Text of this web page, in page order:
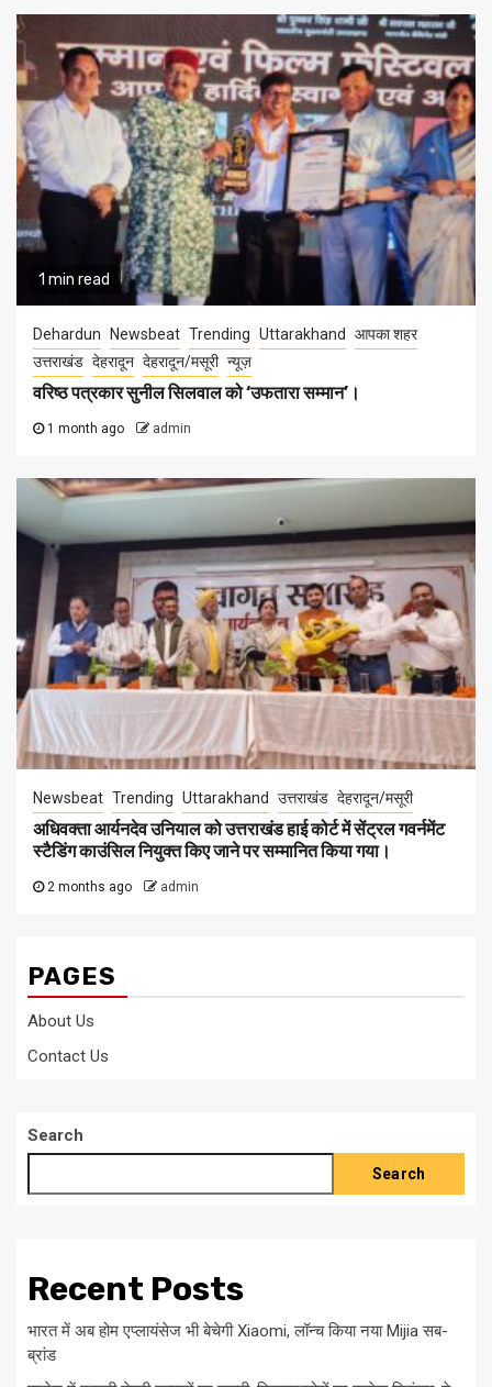
1 min read
Dehardun Newsbeat Trending Uttarakhand
आपका शहर
उत्तराखंड देहरादून देहरादून/मसूरी न्यूज़
वरिष्ठ पत्रकार सुनील सिलवाल को ‘उफतारा सम्मान’।
1 month ago admin
Newsbeat Trending Uttarakhand उत्तराखंड देहरादून/मसूरी
अधिवक्ता आर्यनदेव उनियाल को उत्तराखंड हाई कोर्ट में सेंट्रल गवर्नमेंट
स्टैडिंग काउंसिल नियुक्त किए जाने पर सम्मानित किया गया।
2 months ago admin
PAGES
About Us
Contact Us
Search
Search
Recent Posts
भारत में अब होम एप्लायंसेज भी बेचेगी Xiaomi, लॉन्च किया नया Mijia सब-
ब्रांड